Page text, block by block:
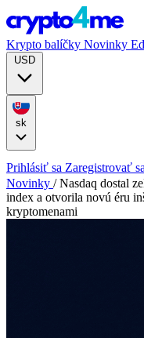
Krypto balíčky Novinky
Prihlásiť sa Zaregistrovať sa
Novinky / Nasdaq dostal
index a otvorila novú éru
kryptomenami